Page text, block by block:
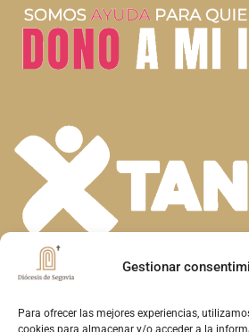
Gestionar
Para ofrecer las mejores experiencias,
cookies para almacenar y/o acceder a la
En la diversidad de dones
Santo concede a la Iglesia,